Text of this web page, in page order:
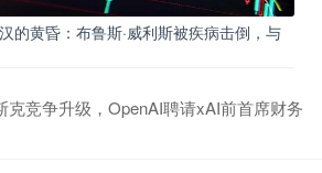
的黄昏：布鲁斯·威利斯被疾病击倒，与
克竞争升级，OpenAI聘请xAI前首席财务